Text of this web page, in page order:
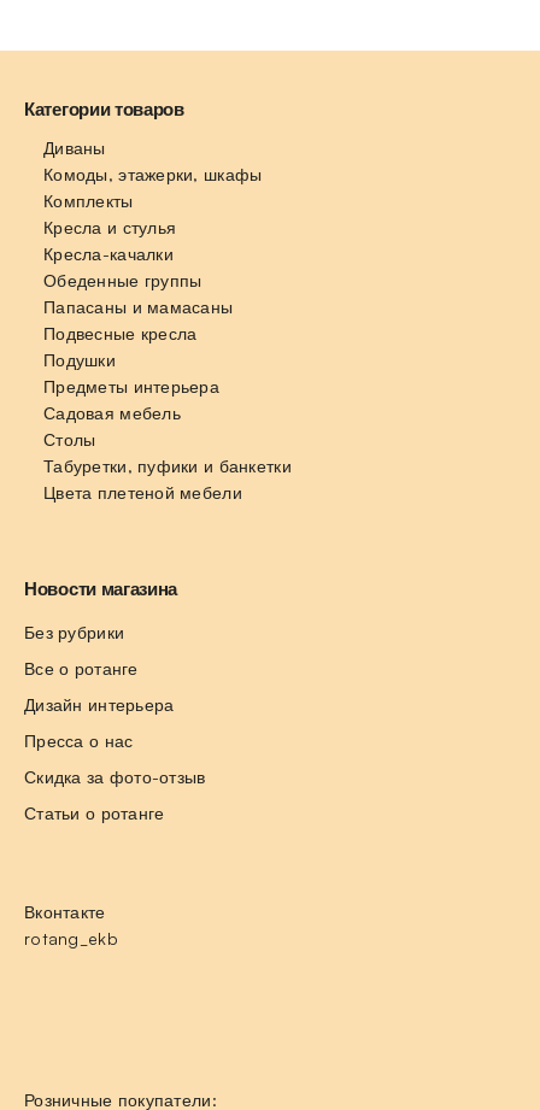
Категории товаров
Диваны
Комоды, этажерки, шкафы
Комплекты
Кресла и стулья
Кресла-качалки
Обеденные группы
Папасаны и мамасаны
Подвесные кресла
Подушки
Предметы интерьера
Садовая мебель
Столы
Табуретки, пуфики и банкетки
Цвета плетеной мебели
Новости магазина
Без рубрики
Все о ротанге
Дизайн интерьера
Пресса о нас
Скидка за фото-отзыв
Статьи о ротанге
Вконтакте
rotang_ekb
Розничные покупатели: